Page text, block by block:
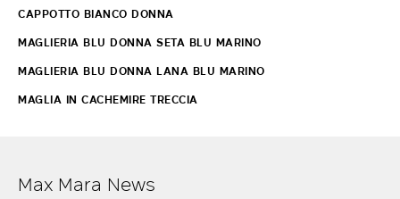
CAPPOTTO BIANCO DONNA
MAGLIERIA BLU DONNA SETA BLU MARINO
MAGLIERIA BLU DONNA LANA BLU MARINO
MAGLIA IN CACHEMIRE TRECCIA
Max Mara News